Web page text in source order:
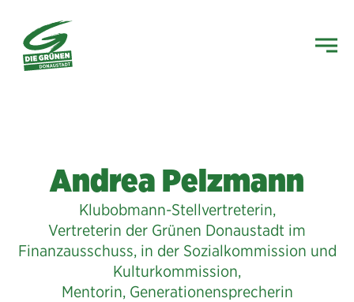
Andrea Pelzmann
Klubobmann-Stellvertreterin,
Vertreterin der Grünen Donaustadt im
Finanzausschuss, in der Sozialkommission und
Kulturkommission,
Mentorin, Generationensprecherin